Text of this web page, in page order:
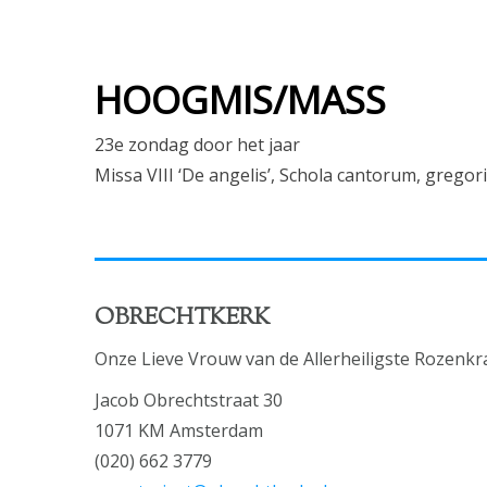
HOOGMIS/MASS
23e zondag door het jaar
Missa VIII ‘De angelis’, Schola cantorum,
OBRECHTKERK
Onze Lieve Vrouw van de Allerheiligste
Jacob Obrechtstraat 30
1071 KM Amsterdam
(020) 662 3779